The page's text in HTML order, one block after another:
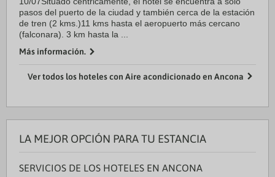
pasos del puerto de la ciudad y también cerca de la estación
de tren (2 kms.)11 kms hasta el aeropuerto más cercano
(falconara). 3 km hasta la ...
Más información.
Ver todos los hoteles con Aire acondicionado en Ancona
LA MEJOR OPCIÓN PARA TU ESTANCIA
SERVICIOS DE LOS HOTELES EN ANCONA